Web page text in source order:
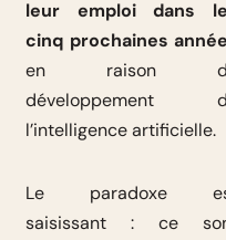
leur emploi dans
cinq prochaines
en raison
développement
l’intelligence artificielle.
Le paradoxe
saisissant : ce